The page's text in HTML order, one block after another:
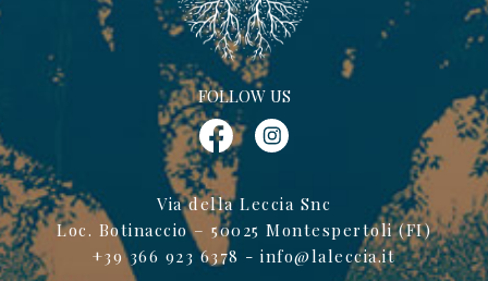
FOLLOW US
Via della Leccia Snc
Loc. Botinaccio – 50025 Montespertoli (FI)
+39 366 923 6378 -info@laleccia.it